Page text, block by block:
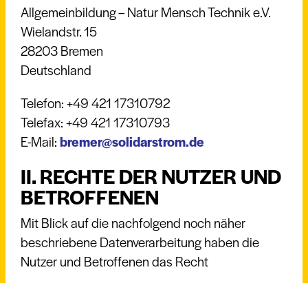
Allgemeinbildung – Natur Mensch Technik e.V.
Wielandstr. 15
28203 Bremen
Deutschland
Telefon: +49 421 17310792
Telefax: +49 421 17310793
E-Mail:bremer@solidarstrom.de
II. RECHTE DER NUTZER UND
BETROFFENEN
Mit Blick auf die nachfolgend noch näher
beschriebene Datenverarbeitung haben die
Nutzer und Betroffenen das Recht